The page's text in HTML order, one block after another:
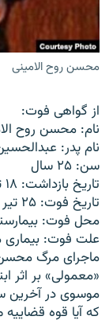
زبان‌های دیگر
محسن روح الامینی
از گواهی فوت:
نام: محسن روح
نام پدر:
سن: ۲۵ سال
تاریخ بازداشت: ۱۸ تیر ۱۳۸۸
تاریخ فوت: ۲۵ تیر ماه ۱۳۸۸
محل فوت:
علت فوت: بیماری
ماجرای مرگ
«معمولی» بر اثر
موسوی در آخرین
که آیا قوه قضاییه